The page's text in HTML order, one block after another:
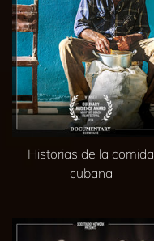
Historias de la comida
cubana